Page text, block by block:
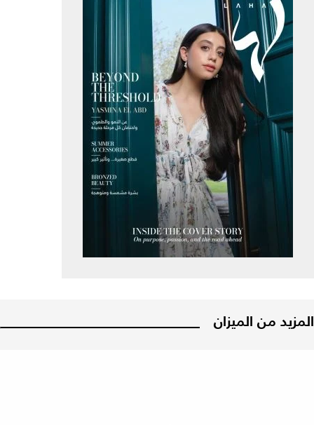
المزيد من الميزان